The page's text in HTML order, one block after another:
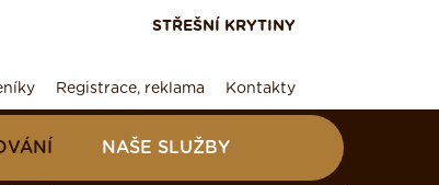
STŘEŠNÍ KRYTINY
Registrace, reklama Kontakty
NAŠE SLUŽBY